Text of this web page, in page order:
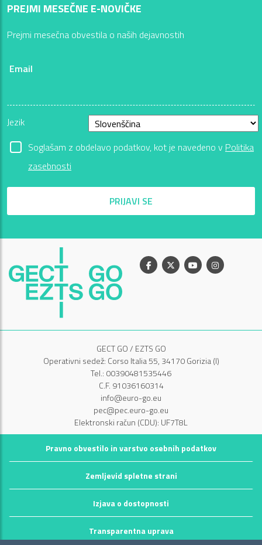
PREJMI MESEČNE E-NOVIČKE
Prejmi mesečna obvestila o naših dejavnostih
Email
Jezik
Soglašam z obdelavo podatkov, kot je navedeno v Politika
zasebnosti
PRIJAVI SE
Facebook
X YoutubeInstagram
GECT GO / EZTS GO
Operativni sedež: Corso Italia 55, 34170 Gorizia (I)
Tel.: 00390481535446
C.F. 91036160314
info@euro-go.eu
pec@pec.euro-go.eu
Elektronski račun (CDU): UF7T8L
Pravno obvestilo in varstvo osebnih podatkov
Zemljevid spletne strani
Izjava o dostopnosti
Transparentna uprava